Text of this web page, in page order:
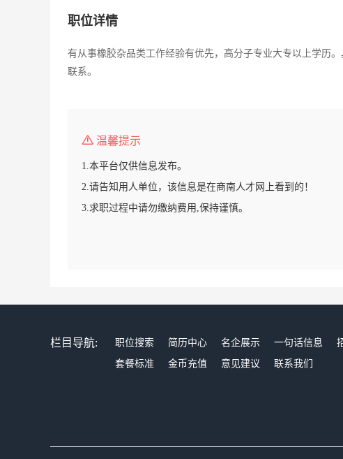
职位详情
有从事橡胶杂品类工作经验有优先，高分子专业大专以上学历
联系。
温馨提示
1.本平台仅供信息发布。
2.请告知用人单位，该信息是在商南人才网上看到的！
3.求职过程中请勿缴纳费用,保持谨慎。
栏目导航: 职位搜索 简历中心 名企展示 一句话信息
套餐标准
金币充值 意见建议 联系我们